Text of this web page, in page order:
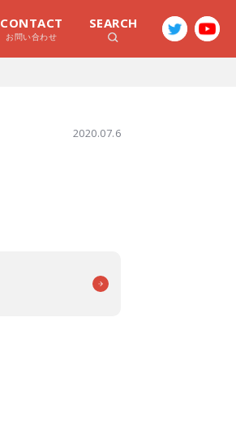
CONTACT
お問い合わせ
SEARCH
2020.07.6